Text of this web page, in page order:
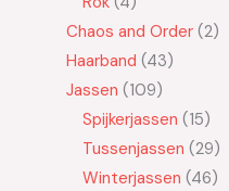
Chaos and Order 2
Haarband 43
Jassen 109
Spijkerjassen 15
Tussenjassen 29
Winterjassen 46